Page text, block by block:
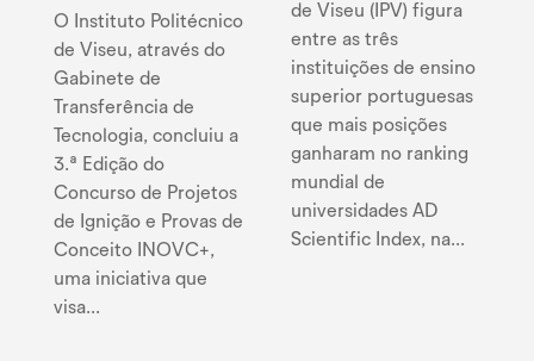
O Instituto Politécnico
de Viseu, através do
Gabinete de
Transferência de
Tecnologia, concluiu a
3.ª Edição do
Concurso de Projetos
de Ignição e Provas de
Conceito INOVC+,
uma iniciativa que
visa...
de Viseu (IPV) figura
entre as três
instituições de ensino
superior portuguesas
que mais posições
ganharam no ranking
mundial de
universidades AD
Scientific Index, na...